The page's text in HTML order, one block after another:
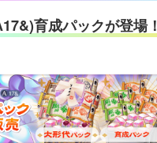
育成パックが登場！